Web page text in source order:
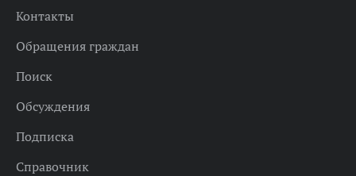
Контакты
Обращения граждан
Поиск
Обсуждения
Подписка
Справочник